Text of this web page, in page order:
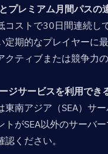
プレミアム月間パスの
コストで30日間連続し
定期的なプレイヤーに
クティブまたは競争力
ジサービスを利用でき
東南アジア（SEA）サ
トがSEA以外のサーバ
ください。